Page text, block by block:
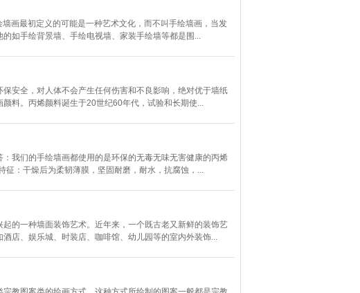
画最初定义的可能是一种艺术文化，而不叫手绘墙画，当发
如手绘背景墙、手绘电视墙、家装手绘墙等都是围...
安全，对人体不会产生任何伤害和不良影响，绝对优于墙纸
料。丙烯颜料诞生于20世纪60年代，试验和长期使...
我们的手绘墙画都使用的是环保的无毒无味无害健康的丙烯
：干燥后为柔韧薄膜，坚固耐磨，耐水，抗腐蚀，...
的一种墙面装饰艺术。近年来，一个既古老又新鲜的装饰艺
店、娱乐城、时装店、咖啡馆、幼儿园等的室内外装饰...